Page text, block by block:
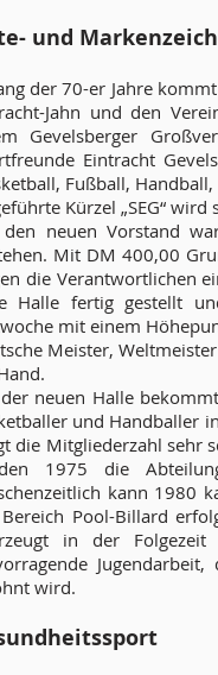
und
der 70-er Jahre
Jahn und den
Gevelsberger
Eintracht
Fußball,
Kürzel „SEG“
neuen Vorstand
Mit DM 400,00
die Verantwortlichen
Halle fertig gestellt
mit einem
Meister,
neuen Halle
und Handballer
die Mitgliederzahl sehr
1975 die
kann 1980
Pool-Billard
in der
wird.